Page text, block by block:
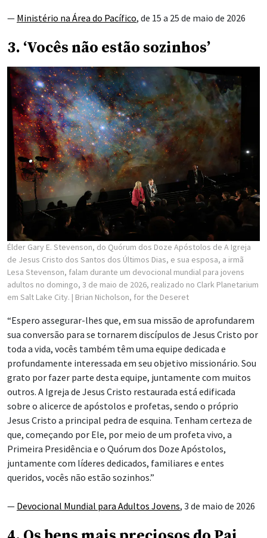
— Ministério na Área do Pacífico, de 15 a 25 de maio de 2026
3. ‘Vocês não estão sozinhos’
Élder Gary E. Stevenson, do Quórum dos Doze Apóstolos de A Igreja
de Jesus Cristo dos Santos dos Últimos Dias, e sua esposa, a irmã
Lesa Stevenson, falam durante um devocional mundial para jovens
adultos no domingo, 3 de maio de 2026, realizado no Clark Planetarium
em Salt Lake City. | Brian Nicholson, for the Deseret
“Espero assegurar-lhes que, em sua missão de aprofundarem
sua conversão para se tornarem discípulos de Jesus Cristo por
toda a vida, vocês também têm uma equipe dedicada e
profundamente interessada em seu objetivo missionário. Sou
grato por fazer parte desta equipe, juntamente com muitos
outros. A Igreja de Jesus Cristo restaurada está edificada
sobre o alicerce de apóstolos e profetas, sendo o próprio
Jesus Cristo a principal pedra de esquina. Tenham certeza de
que, começando por Ele, por meio de um profeta vivo, a
Primeira Presidência e o Quórum dos Doze Apóstolos,
juntamente com líderes dedicados, familiares e entes
queridos, vocês não estão sozinhos.”
— Devocional Mundial para Adultos Jovens, 3 de maio de 2026